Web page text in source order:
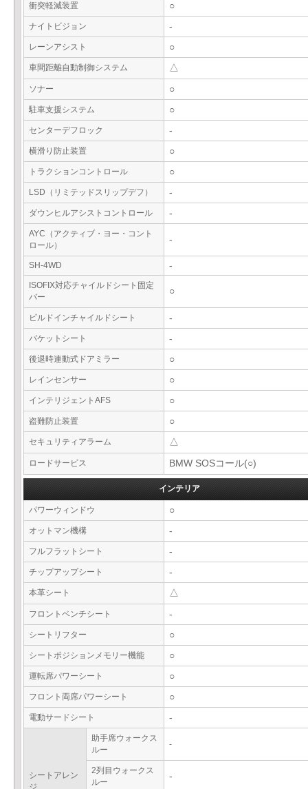
衝突軽減装置 ○
ナイトビジョン -
レーンアシスト ○
車間距離自動制御システム △
ソナー ○
駐車支援システム ○
センターデフロック -
横滑り防止装置 ○
トラクションコントロール ○
LSD（リミテッドスリップデフ） -
ダウンヒルアシストコントロール -
AYC（アクティブ・ヨー・コント
ロール）
-
SH-4WD -
ISOFIX対応チャイルドシート固定
バー
○
ビルドインチャイルドシート -
バケットシート -
後退時連動式ドアミラー ○
レインセンサー ○
インテリジェントAFS ○
盗難防止装置 ○
セキュリティアラーム △
ロードサービス BMW SOSコール(○)
インテリア
パワーウィンドウ ○
オットマン機構 -
フルフラットシート -
チップアップシート -
本革シート △
フロントベンチシート -
シートリフター ○
シートポジションメモリー機能 ○
運転席パワーシート ○
フロント両席パワーシート ○
電動サードシート -
シートアレン
ジ
助手席ウォークス
ルー
-
2列目ウォークス
ルー
-